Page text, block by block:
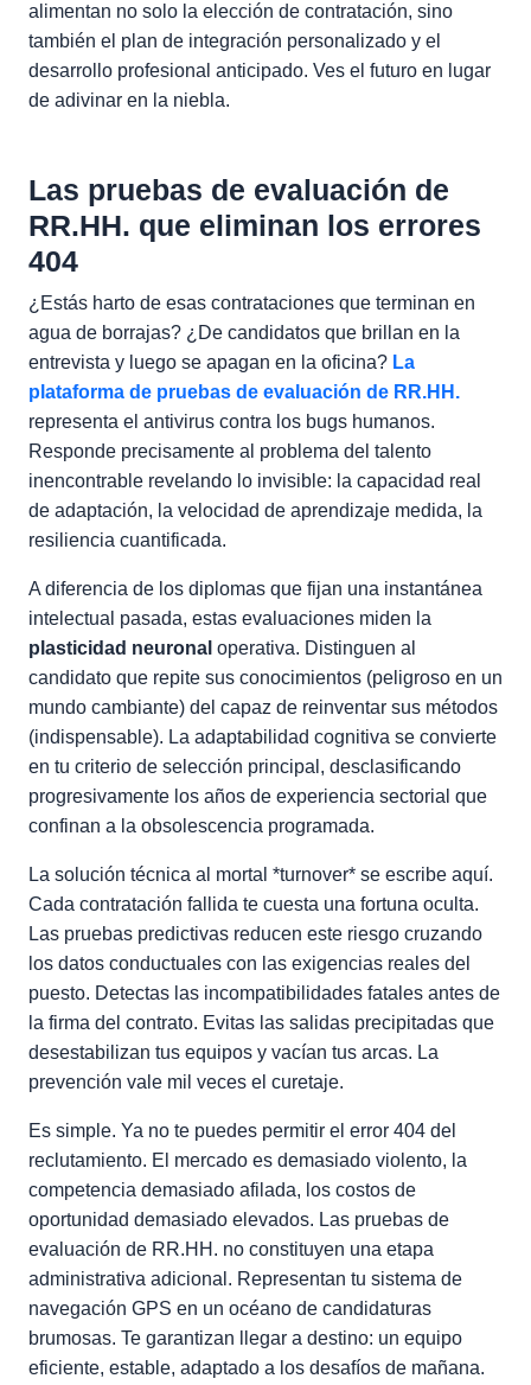
alimentan no solo la elección de contratación, sino
también el plan de integración personalizado y el
desarrollo profesional anticipado. Ves el futuro en lugar
de adivinar en la niebla.
Las pruebas de evaluación de
RR.HH. que eliminan los errores
404
¿Estás harto de esas contrataciones que terminan en
agua de borrajas? ¿De candidatos que brillan en la
entrevista y luego se apagan en la oficina? La
plataforma de pruebas de evaluación de RR.HH.
representa el antivirus contra los bugs humanos.
Responde precisamente al problema del talento
inencontrable revelando lo invisible: la capacidad real
de adaptación, la velocidad de aprendizaje medida, la
resiliencia cuantificada.
A diferencia de los diplomas que fijan una instantánea
intelectual pasada, estas evaluaciones miden la
plasticidad neuronal operativa. Distinguen al
candidato que repite sus conocimientos (peligroso en un
mundo cambiante) del capaz de reinventar sus métodos
(indispensable). La adaptabilidad cognitiva se convierte
en tu criterio de selección principal, desclasificando
progresivamente los años de experiencia sectorial que
confinan a la obsolescencia programada.
La solución técnica al mortal *turnover* se escribe aquí.
Cada contratación fallida te cuesta una fortuna oculta.
Las pruebas predictivas reducen este riesgo cruzando
los datos conductuales con las exigencias reales del
puesto. Detectas las incompatibilidades fatales antes de
la firma del contrato. Evitas las salidas precipitadas que
desestabilizan tus equipos y vacían tus arcas. La
prevención vale mil veces el curetaje.
Es simple. Ya no te puedes permitir el error 404 del
reclutamiento. El mercado es demasiado violento, la
competencia demasiado afilada, los costos de
oportunidad demasiado elevados. Las pruebas de
evaluación de RR.HH. no constituyen una etapa
administrativa adicional. Representan tu sistema de
navegación GPS en un océano de candidaturas
brumosas. Te garantizan llegar a destino: un equipo
eficiente, estable, adaptado a los desafíos de mañana.